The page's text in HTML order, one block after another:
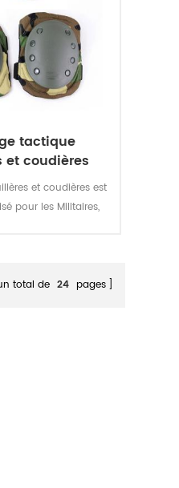
fonction de
tactique
et coudières
et coudières est
pour les Militaires,
total de 24 pages